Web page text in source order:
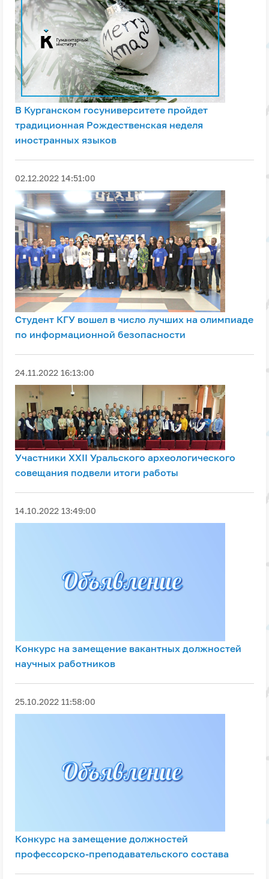
В Курганском госуниверситете пройдет
традиционная Рождественская неделя
иностранных языков
02.12.2022 14:51:00
Студент КГУ вошел в число лучших на олимпиаде
по информационной безопасности
24.11.2022 16:13:00
Участники XXII Уральского археологического
совещания подвели итоги работы
14.10.2022 13:49:00
Конкурс на замещение вакантных должностей
научных работников
25.10.2022 11:58:00
Конкурс на замещение должностей
профессорско-преподавательского состава